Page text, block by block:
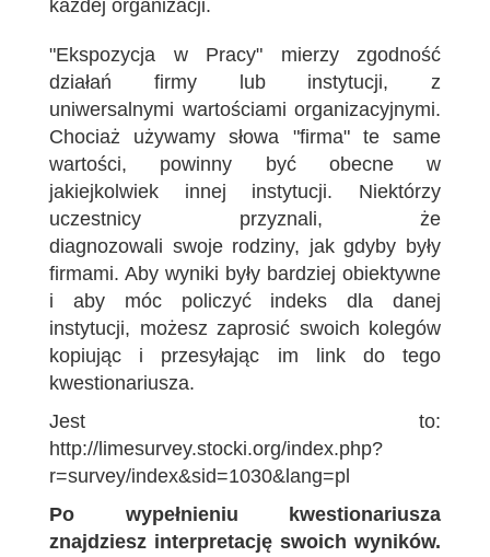
każdej organizacji.
"Ekspozycja w Pracy" mierzy zgodność
działań firmy lub instytucji, z
uniwersalnymi wartościami organizacyjnymi.
Chociaż używamy słowa "firma" te same
wartości, powinny być obecne w
jakiejkolwiek innej instytucji. Niektórzy
uczestnicy przyznali, że
diagnozowali swoje rodziny, jak gdyby były
firmami. Aby wyniki były bardziej obiektywne
i aby móc policzyć indeks dla danej
instytucji, możesz zaprosić swoich kolegów
kopiując i przesyłając im link do tego
kwestionariusza.
Jest to:
http://limesurvey.stocki.org/index.php?
r=survey/index&sid=1030&lang=pl
Po wypełnieniu kwestionariusza
znajdziesz interpretację swoich wyników.